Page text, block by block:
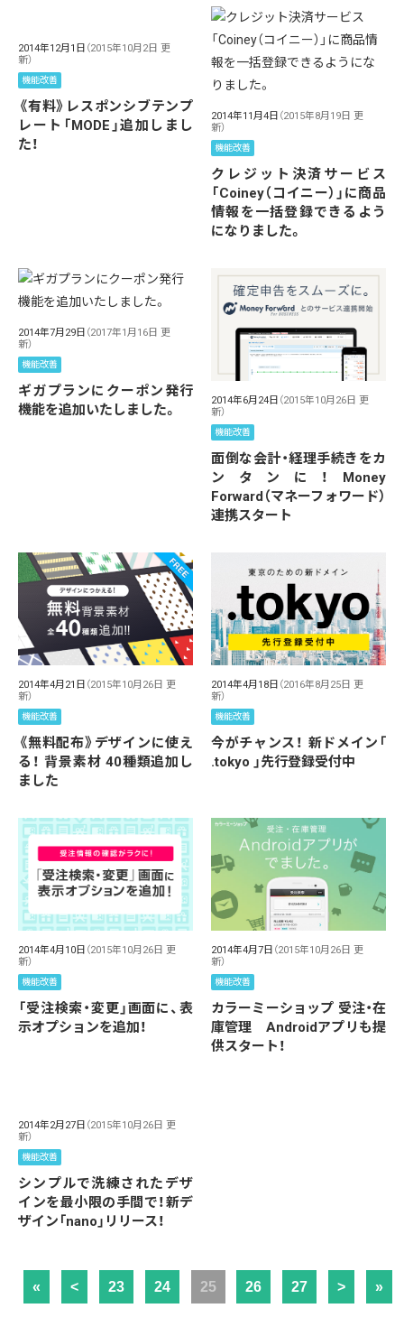
2014年12月1日 （2015年10月2日 更
新）
機能改善
《有料》レスポンシブテンプ
レート「MODE」追加しまし
た！
2014年11月4日 （2015年8月19日 更
新）
機能改善
クレジット決済サービス
「Coiney（コイニー）」に商品
情報を一括登録できるよう
になりました。
2014年7月29日 （2017年1月16日 更
新）
機能改善
ギガプランにクーポン発行
機能を追加いたしました。
2014年6月24日 （2015年10月26日 更
新）
機能改善
面倒な会計・経理手続きをカ
ンタンに！Money
Forward（マネーフォワード）
連携スタート
2014年4月21日 （2015年10月26日 更
新）
機能改善
《無料配布》デザインに使え
る！ 背景素材 40種類追加し
ました
2014年4月18日 （2016年8月25日 更
新）
機能改善
今がチャンス！ 新ドメイン「
.tokyo 」先行登録受付中
2014年4月10日 （2015年10月26日 更
新）
機能改善
「受注検索・変更」画面に、表
示オプションを追加！
2014年4月7日 （2015年10月26日 更
新）
機能改善
カラーミーショップ 受注・在
庫管理 Androidアプリも提
供スタート！
2014年2月27日 （2015年10月26日 更
新）
機能改善
シンプルで洗練されたデザ
インを最小限の手間で！新デ
ザイン「nano」リリース！
« < 23 24 25 26 27 > »